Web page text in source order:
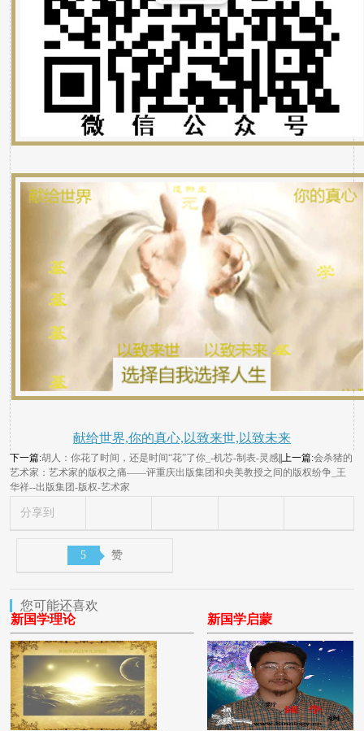
献给世界,你的真心,以致来世,以致未来
下一篇:胡人：你花了时间，还是时间“花”了你_-机芯-制表-灵感 ||上一篇:会杀猪的
艺术家：艺术家的版权之痛——评重庆出版集团和央美教授之间的版权纷争_王
华祥--出版集团-版权-艺术家
分享到
5 赞
您可能还喜欢
新国学理论
新国学启蒙